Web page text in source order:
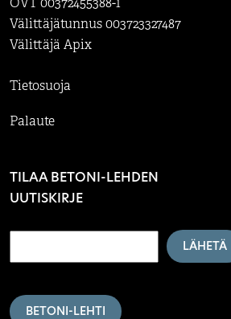
OVT 00372455388-1
Välittäjätunnus 003723327487
Välittäjä Apix
Tietosuoja
Palaute
TILAA BETONI-LEHDEN
UUTISKIRJE
LÄHETÄ
BETONI-LEHTI